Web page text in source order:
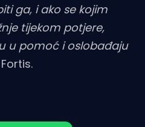
ga, i ako se kojim
tijekom potjere,
u pomoć i oslobađaju